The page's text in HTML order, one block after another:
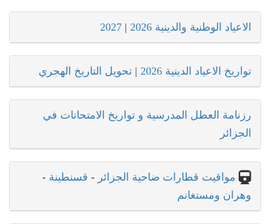
الاعياد الوطنية والدينية 2026 |
2027
تواريخ الاعياد الدينية 2026 | تحويل التاريخ الهجري
رزنامة العطل المدرسية و تواريخ الامتحانات في
الجزائر
مواقيت قطارات ضاحية الجزائر - قسنطينة -
وهران ومستغانم